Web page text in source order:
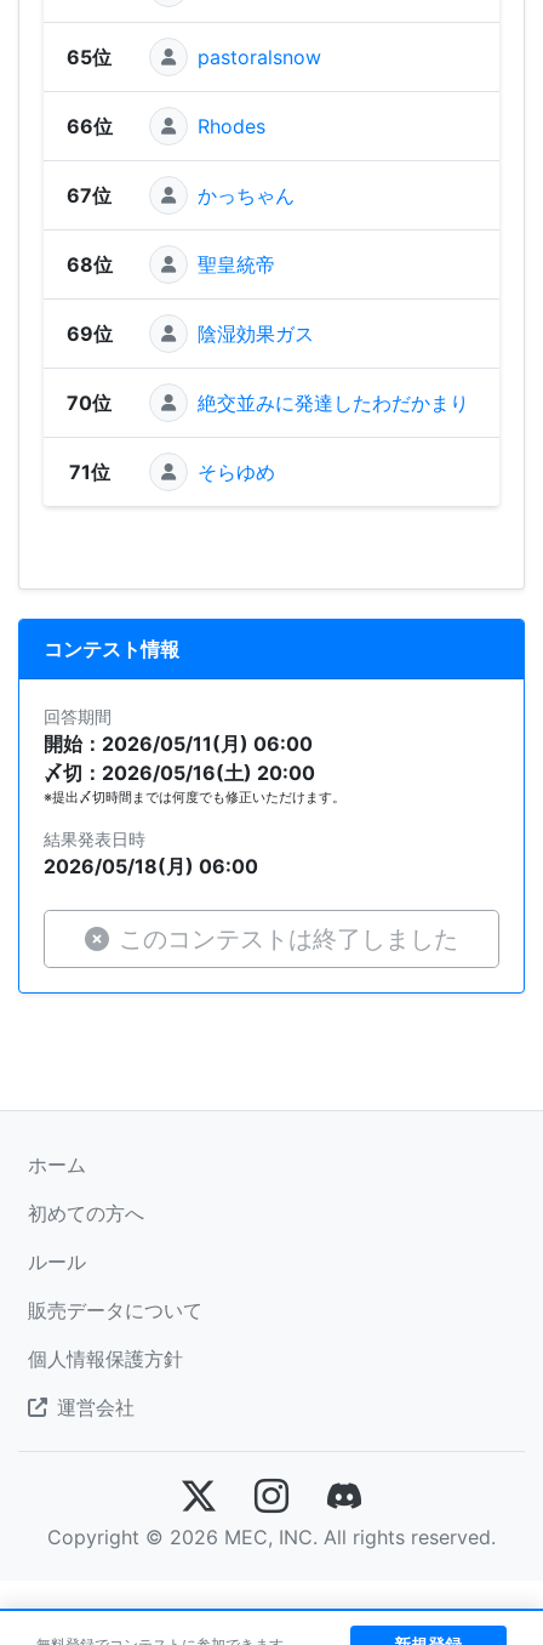
65位 pastoralsnow
66位 Rhodes
67位 かっちゃん
68位 聖皇統帝
69位 陰湿効果ガス
70位 絶交並みに発達したわだかまり
71位 そらゆめ
コンテスト情報
回答期間
開始：2026/05/11(月) 06:00
〆切：2026/05/16(土) 20:00
※提出〆切時間までは何度でも修正いただけます。
結果発表日時
2026/05/18(月) 06:00
このコンテストは終了しました
ホーム
初めての方へ
ルール
販売データについて
個人情報保護方針
運営会社
Copyright © 2026 MEC, INC. All rights reserved.